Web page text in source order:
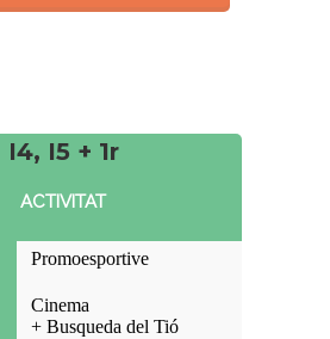
I4, I5 + 1r
ACTIVITAT
Promoesportive
Cinema
+ Busqueda del Tió